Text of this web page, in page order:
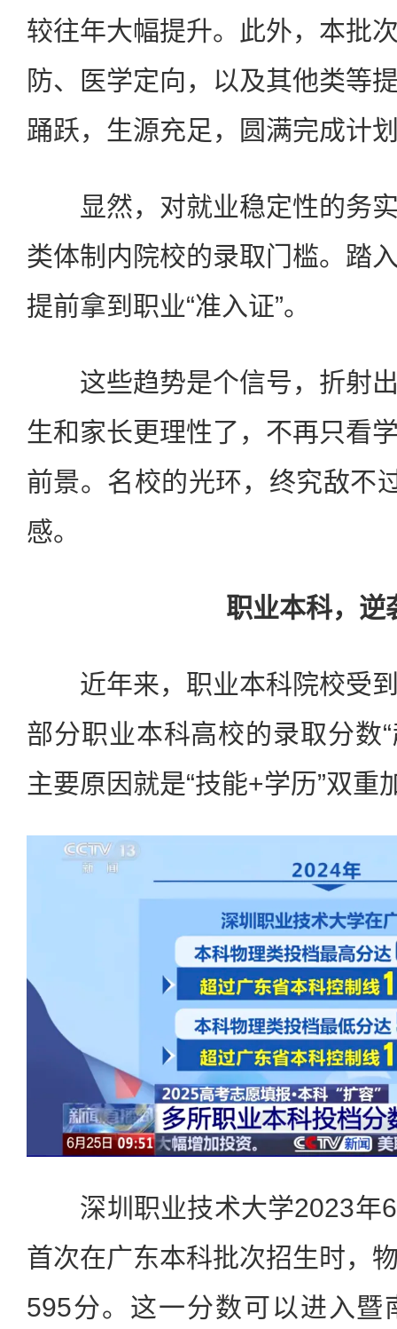
较往年大幅提升。此外，本批
防、医学定向，以及其他类等
踊跃，生源充足，圆满完成计
显然，对就业稳定性的务实
类体制内院校的录取门槛。踏
提前拿到职业“准入证”。
这些趋势是个信号，折射出
生和家长更理性了，不再只看
前景。名校的光环，终究敌不
感。
职业本科，逆
近年来，职业本科院校受到
部分职业本科高校的录取分数
主要原因就是“技能+学历”双重
深圳职业技术大学2023年6
首次在广东本科批次招生时，
595分。这一分数可以进入暨